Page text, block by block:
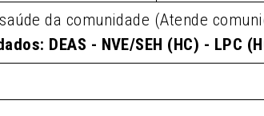
da comunidade (Atende
DEAS - NVE/SEH (HC) - LPC